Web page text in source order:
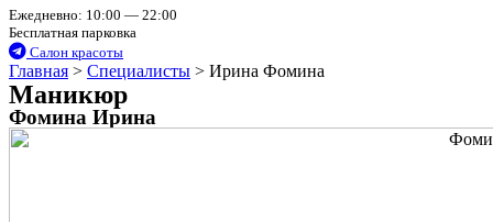
Ежедневно: 10:00 — 22:00
Бесплатная парковка
Салон красоты
Главная > Специалисты > Ирина Фомина
Маникюр
Фомина Ирина